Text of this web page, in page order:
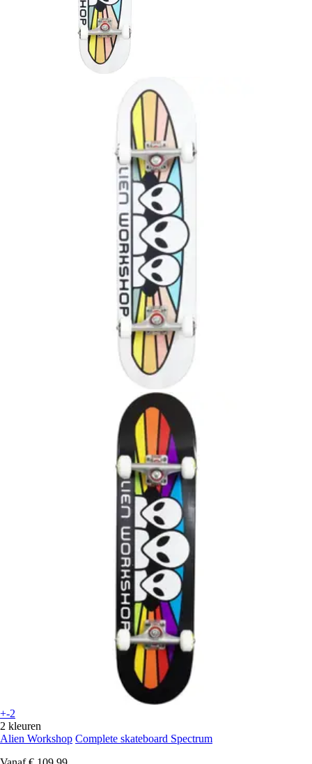
+-2
2 kleuren
Alien Workshop Complete skateboard Spectrum